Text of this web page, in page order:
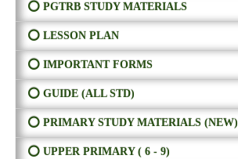
⭕ PGTRB STUDY MATERIALS
⭕ LESSON PLAN
⭕ IMPORTANT FORMS
⭕ GUIDE (ALL STD)
⭕ PRIMARY STUDY MATERIALS (NEW)
⭕ UPPER PRIMARY ( 6 - 9)